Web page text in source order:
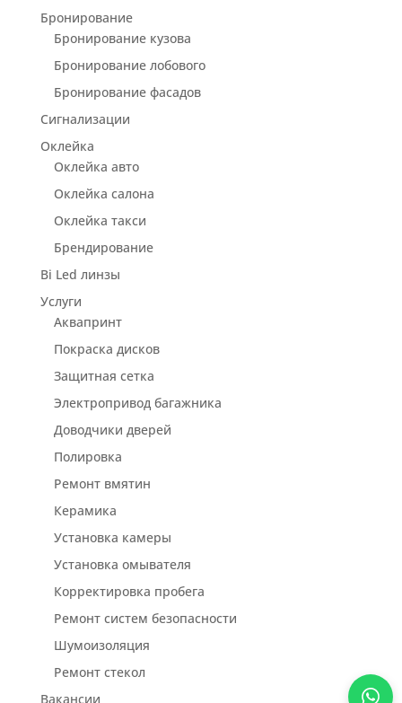
Бронирование
Бронирование кузова
Бронирование лобового
Бронирование фасадов
Сигнализации
Оклейка
Оклейка авто
Оклейка салона
Оклейка такси
Брендирование
Bi Led линзы
Услуги
Аквапринт
Покраска дисков
Защитная сетка
Электропривод багажника
Доводчики дверей
Полировка
Ремонт вмятин
Керамика
Установка камеры
Установка омывателя
Корректировка пробега
Ремонт систем безопасности
Шумоизоляция
Ремонт стекол
Вакансии